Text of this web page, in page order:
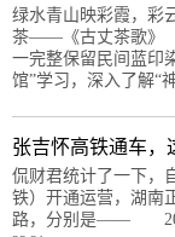
绿水青山映彩霞，彩
茶——《古丈茶歌》
一完整保留民间蓝印
馆”学习，深入了解“
张吉怀高铁通车，
侃财君统计了一下，
铁）开通运营，湖南
路，分别是—— 2009